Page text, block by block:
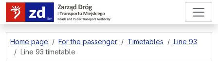
go to page content
Home page For the passenger Timetables
Line 93
Line 93 timetable